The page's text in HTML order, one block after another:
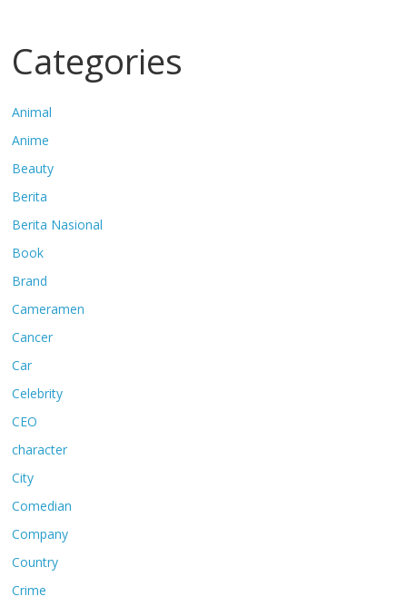
Categories
Animal
Anime
Beauty
Berita
Berita Nasional
Book
Brand
Cameramen
Cancer
Car
Celebrity
CEO
character
City
Comedian
Company
Country
Crime